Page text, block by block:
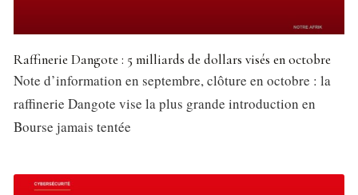
Raffinerie Dangote : 5 milliards de dollars visés en octobre
Note d’information en septembre, clôture en octobre : la
raffinerie Dangote vise la plus grande introduction en
Bourse jamais tentée